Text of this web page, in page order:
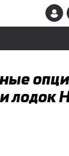
лодок